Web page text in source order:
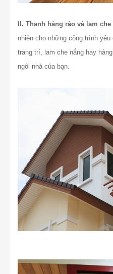
II. Thanh hàng rào và lam che
nhiên cho những công trình
trang trí, lam che nắng hay
ngôi nhà của bạn.